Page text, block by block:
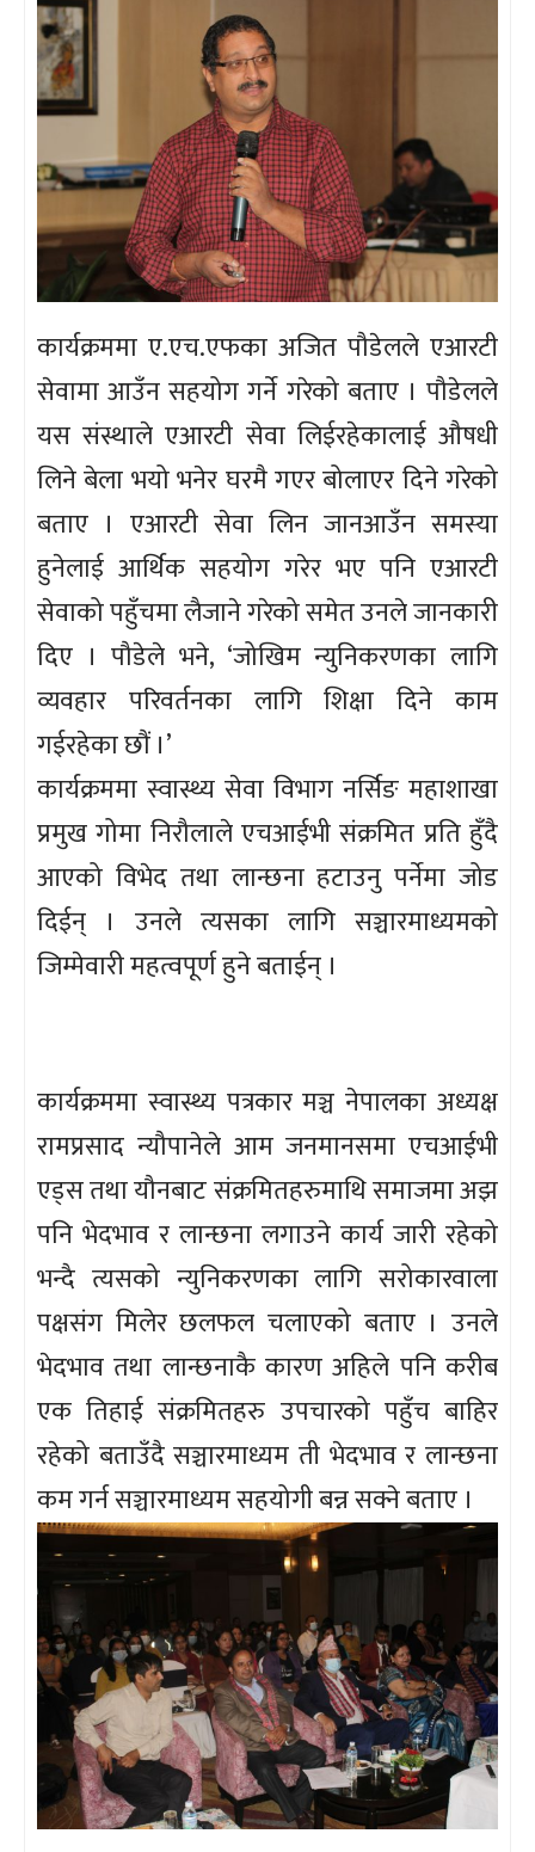
कार्यक्रममा ए.एच.एफका अजित पौडेलले एआरटी
सेवामा आउँन सहयोग गर्ने गरेको बताए । पौडेलले
यस संस्थाले एआरटी सेवा लिईरहेकालाई औषधी
लिने बेला भयो भनेर घरमै गएर बोलाएर दिने गरेको
बताए । एआरटी सेवा लिन जानआउँन समस्या
हुनेलाई आर्थिक सहयोग गरेर भए पनि एआरटी
सेवाको पहुँचमा लैजाने गरेको समेत उनले जानकारी
दिए । पौडेले भने, ‘जोखिम न्युनिकरणका लागि
व्यवहार परिवर्तनका लागि शिक्षा दिने काम
गईरहेका छौं ।’
कार्यक्रममा स्वास्थ्य सेवा विभाग नर्सिङ महाशाखा
प्रमुख गोमा निरौलाले एचआईभी संक्रमित प्रति हुँदै
आएको विभेद तथा लान्छना हटाउनु पर्नेमा जोड
दिईन् । उनले त्यसका लागि सञ्चारमाध्यमको
जिम्मेवारी महत्वपूर्ण हुने बताईन् ।
कार्यक्रममा स्वास्थ्य पत्रकार मञ्च नेपालका अध्यक्ष
रामप्रसाद न्यौपानेले आम जनमानसमा एचआईभी
एड्स तथा यौनबाट संक्रमितहरुमाथि समाजमा अझ
पनि भेदभाव र लान्छना लगाउने कार्य जारी रहेको
भन्दै त्यसको न्युनिकरणका लागि सरोकारवाला
पक्षसंग मिलेर छलफल चलाएको बताए । उनले
भेदभाव तथा लान्छनाकै कारण अहिले पनि करीब
एक तिहाई संक्रमितहरु उपचारको पहुँच बाहिर
रहेको बताउँदै सञ्चारमाध्यम ती भेदभाव र लान्छना
कम गर्न सञ्चारमाध्यम सहयोगी बन्न सक्ने बताए ।